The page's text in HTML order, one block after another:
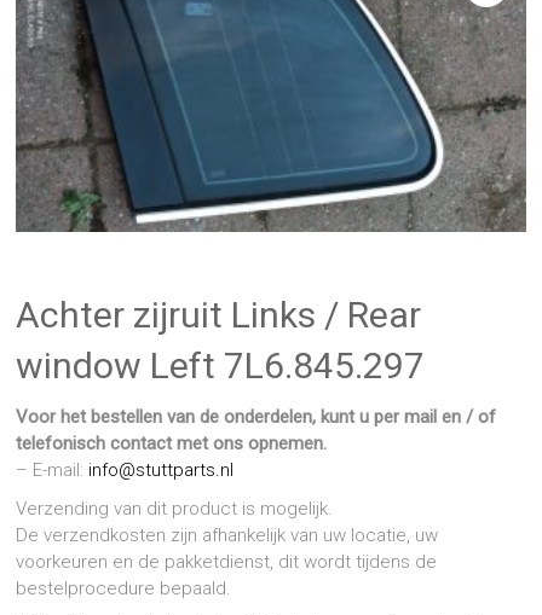
Achter zijruit Links / Rear
window Left 7L6.845.297
Voor het bestellen van de onderdelen, kunt u per mail en / of
telefonisch contact met ons opnemen.
– E-mail: info@stuttparts.nl
Verzending van dit product is mogelijk.
De verzendkosten zijn afhankelijk van uw locatie, uw
voorkeuren en de pakketdienst, dit wordt tijdens de
bestelprocedure bepaald.